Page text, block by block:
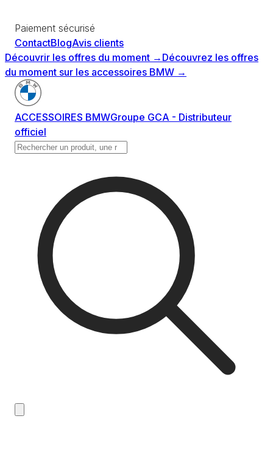
Paiement sécurisé
ContactBlogAvis clients
Découvrir les offres du moment → Découvrez les offres
du moment sur les accessoires BMW →
ACCESSOIRES BMWGroupe GCA - Distributeur
officiel